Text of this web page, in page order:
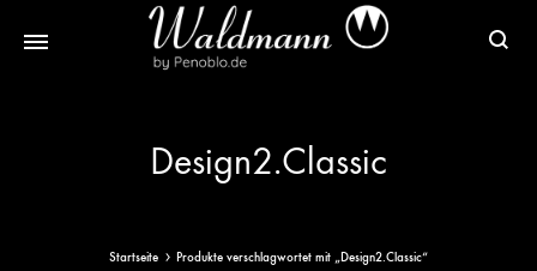
|
Schreibgeräte
Sterlingsilber
Gravur
Design2.Classic
Startseite Produkte verschlagwortet mit „Design2.Classic“